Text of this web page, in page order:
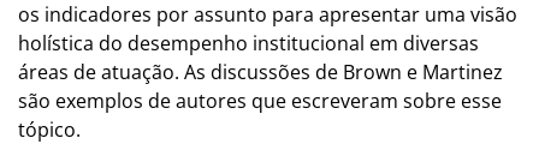
os indicadores por assunto para apresentar uma visão
holística do desempenho institucional em diversas
áreas de atuação. As discussões de Brown e Martinez
são exemplos de autores que escreveram sobre esse
tópico.